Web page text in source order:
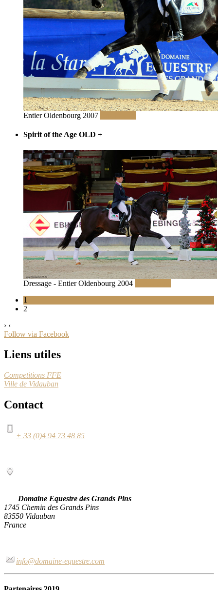
Entier Oldenbourg 2007
Spirit of the Age OLD +
Dressage - Entier Oldenbourg 2004
1
2
› ‹
Follow via Facebook
Liens utiles
Competitions FFE
Ville de Vidauban
Contact
+ 33 (0)4 94 73 48 85
Domaine Equestre des Grands Pins
1745 Chemin des Grands Pins
83550 Vidauban
France
info@domaine-equestre.com